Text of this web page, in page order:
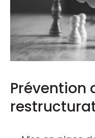
Prévention